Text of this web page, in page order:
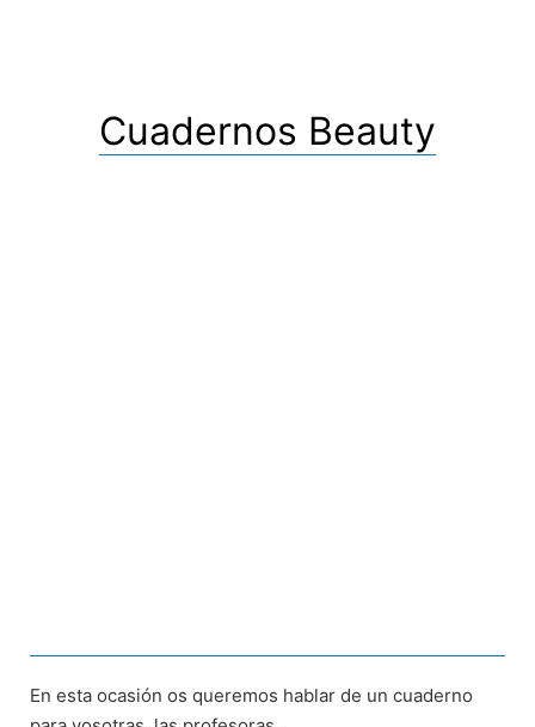
Cuadernos Beauty
En esta ocasión os queremos hablar de un cuaderno